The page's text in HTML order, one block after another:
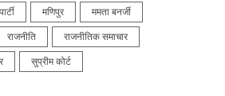
मणिपुर ममता बनर्जी
राजनीति राजनीतिक समाचार
सुप्रीम कोर्ट